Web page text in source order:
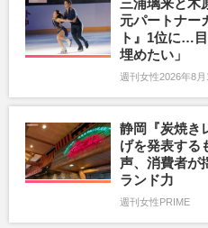
元パートナー
ト』1位に…
埋めたい」
週刊女性2026年8
静岡『炭焼き
げを発表する
声、消費者が
ランド力
週刊女性PRIME